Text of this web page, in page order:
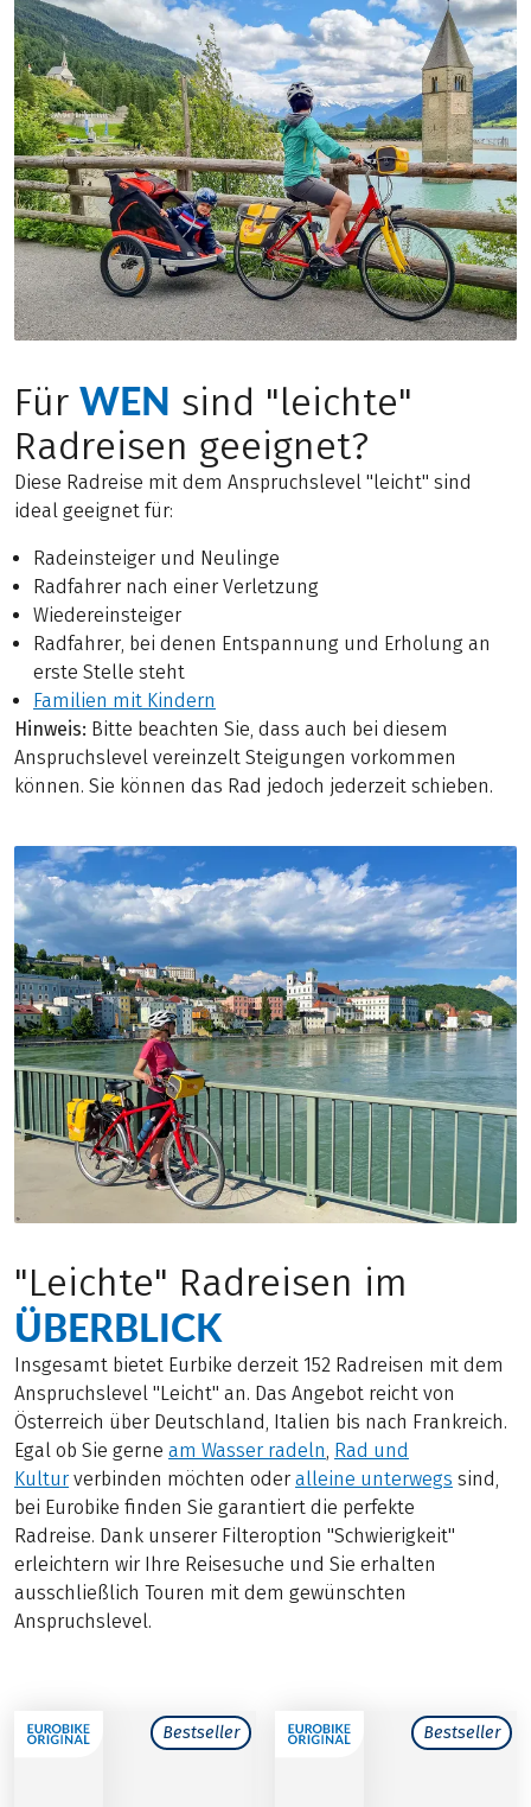
Für WEN sind "leichte"
Radreisen geeignet?
Diese Radreise mit dem Anspruchslevel "leicht" sind
ideal geeignet für:
Radeinsteiger und Neulinge
Radfahrer nach einer Verletzung
Wiedereinsteiger
Radfahrer, bei denen Entspannung und Erholung an
erste Stelle steht
Familien mit Kindern
Hinweis: Bitte beachten Sie, dass auch bei diesem
Anspruchslevel vereinzelt Steigungen vorkommen
können. Sie können das Rad jedoch jederzeit schieben.
"Leichte" Radreisen im
ÜBERBLICK
Insgesamt bietet Eurbike derzeit 152 Radreisen mit dem
Anspruchslevel "Leicht" an. Das Angebot reicht von
Österreich über Deutschland, Italien bis nach Frankreich.
Egal ob Sie gerne am Wasser radeln, Rad und
Kultur verbinden möchten oder alleine unterwegs sind,
bei Eurobike finden Sie garantiert die perfekte
Radreise. Dank unserer Filteroption "Schwierigkeit"
erleichtern wir Ihre Reisesuche und Sie erhalten
ausschließlich Touren mit dem gewünschten
Anspruchslevel.
Bestseller Bestseller